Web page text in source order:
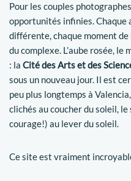
Pour les couples
opportunités infinies. Chaque
différente, chaque moment
du complexe. L’aube rosée,
: la Cité des Arts et des
sous un nouveau jour. Il est
peu plus longtemps à
clichés au coucher du soleil, le
courage!) au lever du soleil.
Ce site est vraiment